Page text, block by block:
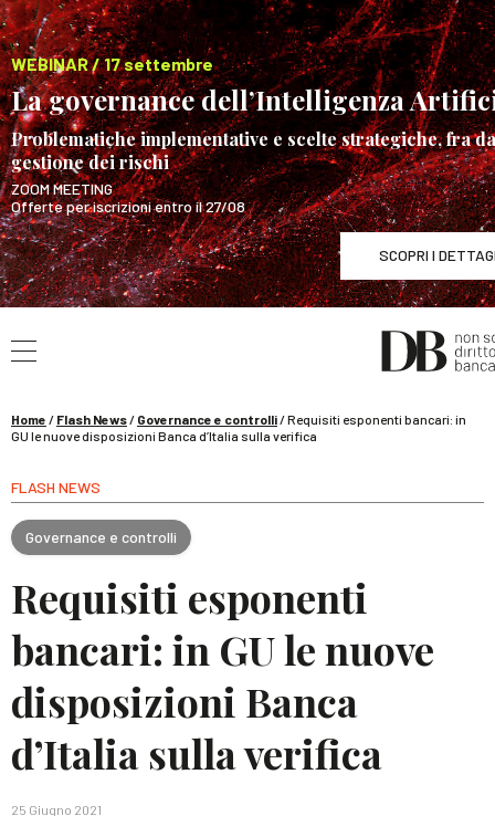
WEBINAR / 17 settembre
La governance dell’Intelligenza
Problematiche implementative e scelte strategiche, fra
gestione dei rischi
ZOOM MEETING
Offerte per iscrizioni entro il 27/08
SCOPRI I
La governance
Home / Flash News/ Governance e controlli/Requisiti esponenti bancari: in
GU le nuove disposizioni Banca d’Italia sulla verifica
FLASH NEWS
Governance e controlli
Requisiti esponenti
bancari: in GU le nuove
disposizioni Banca
d’Italia sulla verifica
25 Giugno 2021